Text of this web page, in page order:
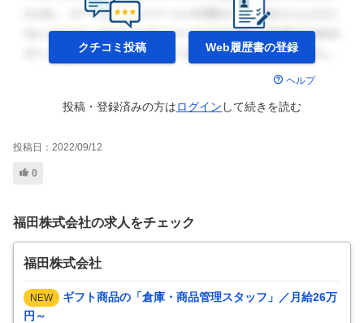
クチコミ投稿 Web履歴書の登録
ヘルプ
投稿・登録済みの方はログイン して続きを読む
投稿日： 2022/09/12
0
福田株式会社の求人をチェック
福田株式会社
NEW
ギフト商品の「倉庫・商品管理スタッフ」／月給26万
円～